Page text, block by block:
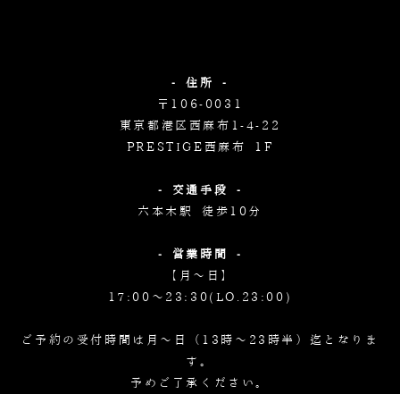
- 住所 -
〒106-0031
東京都港区西麻布1-4-22
PRESTIGE西麻布 1F
- 交通手段 -
六本木駅 徒歩10分
- 営業時間 -
【月～日】
17:00～23:30(LO.23:00)
ご予約の受付時間は月～日（13時～23時半）迄となりま
す。
予めご了承ください。